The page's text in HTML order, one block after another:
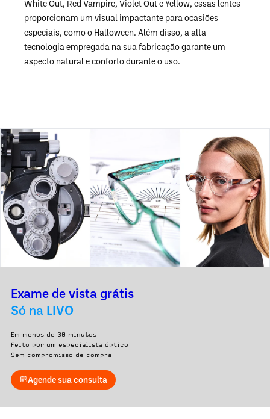
White Out, Red Vampire, Violet Out e Yellow, essas lentes
proporcionam um visual impactante para ocasiões
especiais, como o Halloween. Além disso, a alta
tecnologia empregada na sua fabricação garante um
aspecto natural e conforto durante o uso.
Exame de vista grátis
Só na LIVO
Em menos de 30 minutos
Feito por um especialista óptico
Sem compromisso de compra
Agende sua consulta